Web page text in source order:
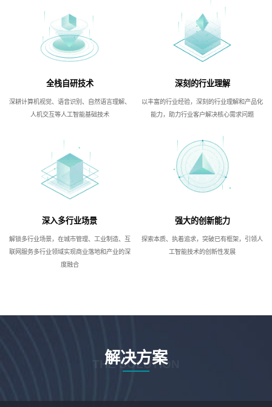
全栈自研技术
深耕计算机视觉、语音识别、自然语言理解、
人机交互等人工智能基础技术
深刻的行业理解
以丰富的行业经验，深刻的行业理解和产品化
能力，助力行业客户解决核心需求问题
深入多行业场景
解锁多行业场景，在城市管理、工业制造、互
联网服务多行业领域实现商业落地和产业的深
度融合
强大的创新能力
探索本质、执着追求，突破已有框架，引领人
工智能技术的创新性发展
解决方案
THE SOLUTION